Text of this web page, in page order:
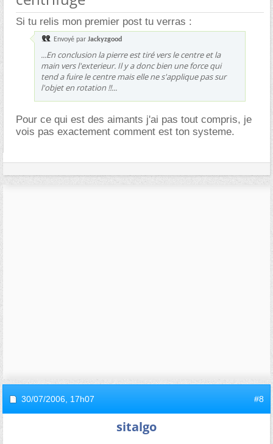
Si tu relis mon premier post tu verras :
Envoyé par Jackyzgood
...En conclusion la pierre est tiré vers le centre et la
main vers l'exterieur. Il y a donc bien une force qui
tend a fuire le centre mais elle ne s'applique pas sur
l'objet en rotation !!...
Pour ce qui est des aimants j'ai pas tout compris, je
vois pas exactement comment est ton systeme.
30/07/2006, 17h07 #8
sitalgo